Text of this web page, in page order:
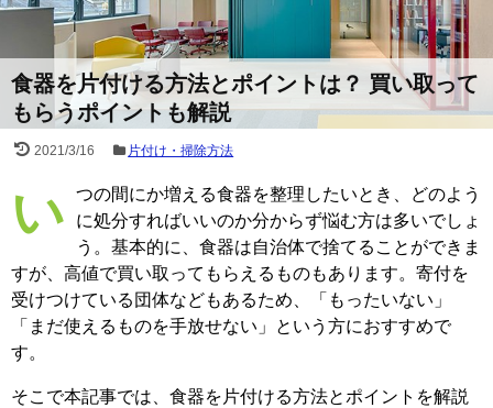
食器を片付ける方法とポイントは？ 買い取って
もらうポイントも解説
2021/3/16 片付け・掃除方法
いつの間にか増える食器を整理したいとき、どのよう
に処分すればいいのか分からず悩む方は多いでしょ
う。基本的に、食器は自治体で捨てることができま
すが、高値で買い取ってもらえるものもあります。寄付を
受けつけている団体などもあるため、「もったいない」
「まだ使えるものを手放せない」という方におすすめで
す。
そこで本記事では、食器を片付ける方法とポイントを解説